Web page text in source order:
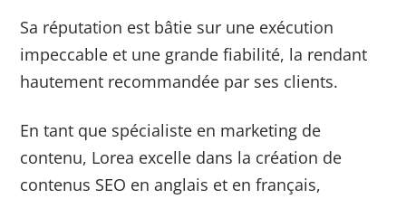
Sa réputation est bâtie sur une exécution
impeccable et une grande fiabilité, la rendant
hautement recommandée par ses clients.
En tant que spécialiste en marketing de
contenu, Lorea excelle dans la création de
contenus SEO en anglais et en français,